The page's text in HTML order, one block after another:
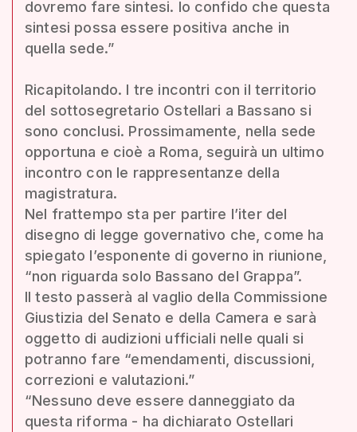
dovremo fare sintesi. Io confido che questa
sintesi possa essere positiva anche in
quella sede.”
Ricapitolando. I tre incontri con il territorio
del sottosegretario Ostellari a Bassano si
sono conclusi. Prossimamente, nella sede
opportuna e cioè a Roma, seguirà un ultimo
incontro con le rappresentanze della
magistratura.
Nel frattempo sta per partire l’iter del
disegno di legge governativo che, come ha
spiegato l’esponente di governo in riunione,
“non riguarda solo Bassano del Grappa”.
Il testo passerà al vaglio della Commissione
Giustizia del Senato e della Camera e sarà
oggetto di audizioni ufficiali nelle quali si
potranno fare “emendamenti, discussioni,
correzioni e valutazioni.”
“Nessuno deve essere danneggiato da
questa riforma - ha dichiarato Ostellari